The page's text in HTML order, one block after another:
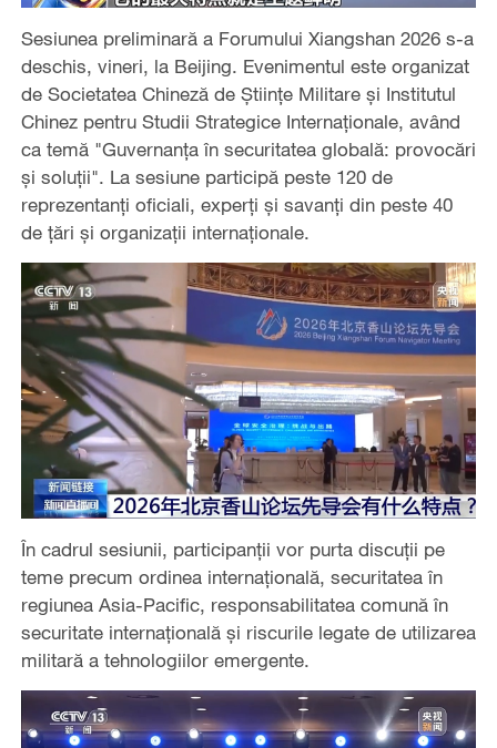
Sesiunea preliminară a Forumului Xiangshan 2026 s-a
deschis, vineri, la Beijing. Evenimentul este organizat
de Societatea Chineză de Științe Militare și Institutul
Chinez pentru Studii Strategice Internaționale, având
ca temă "Guvernanța în securitatea globală: provocări
și soluții". La sesiune participă peste 120 de
reprezentanți oficiali, experți și savanți din peste 40
de țări și organizații internaționale.
În cadrul sesiunii, participanții vor purta discuții pe
teme precum ordinea internațională, securitatea în
regiunea Asia-Pacific, responsabilitatea comună în
securitate internațională și riscurile legate de utilizarea
militară a tehnologiilor emergente.